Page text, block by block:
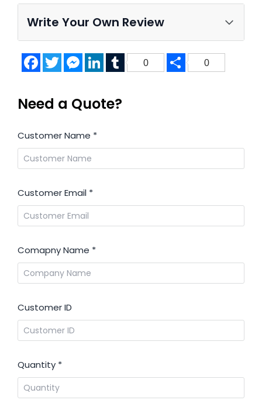
Write Your Own Review
FacebookTwitterMessenger
LinkedInTumblr
0 Share
0
Need a Quote?
Customer Name *
Customer Email *
Comapny Name *
Customer ID
Quantity *